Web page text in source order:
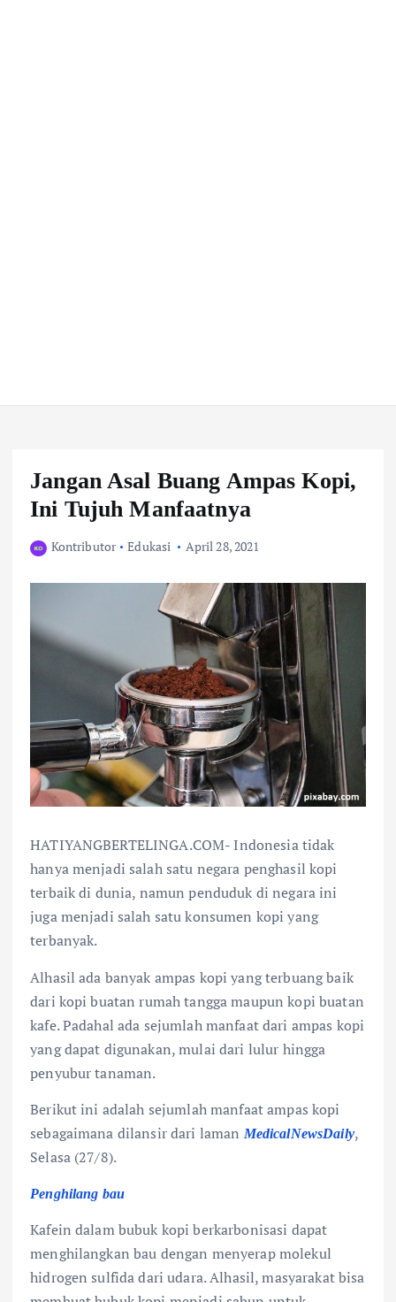
Jangan Asal Buang Ampas Kopi,
Ini Tujuh Manfaatnya
Kontributor Edukasi April 28, 2021
HATIYANGBERTELINGA.COM- Indonesia tidak
hanya menjadi salah satu negara penghasil kopi
terbaik di dunia, namun penduduk di negara ini
juga menjadi salah satu konsumen kopi yang
terbanyak.
Alhasil ada banyak ampas kopi yang terbuang baik
dari kopi buatan rumah tangga maupun kopi buatan
kafe. Padahal ada sejumlah manfaat dari ampas kopi
yang dapat digunakan, mulai dari lulur hingga
penyubur tanaman.
Berikut ini adalah sejumlah manfaat ampas kopi
sebagaimana dilansir dari lamanMedicalNewsDaily,
Selasa (27/8).
Penghilang bau
Kafein dalam bubuk kopi berkarbonisasi dapat
menghilangkan bau dengan menyerap molekul
hidrogen sulfida dari udara. Alhasil, masyarakat bisa